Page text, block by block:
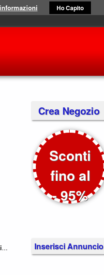
...
Crea Negozio
Sconti
fino al
- 95%
Inserisci Annuncio
Ho Capito